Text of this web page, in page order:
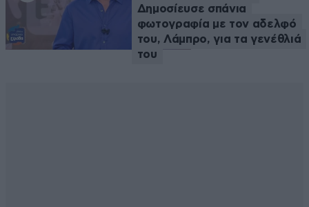
Δημοσίευσε σπάνια
φωτογραφία με τον αδελφό
του, Λάμπρο, για τα γενέθλιά
του